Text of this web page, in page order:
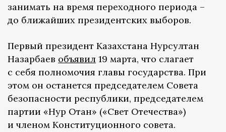
занимать на время переходного периода –
до ближайших президентских выборов.
Первый президент Казахстана Нурсултан
Назарбаев объявил 19 марта, что слагает
с себя полномочия главы государства. При
этом он останется председателем Совета
безопасности республики, председателем
партии «Нур Отан» («Свет Отечества»)
и членом Конституционного совета.